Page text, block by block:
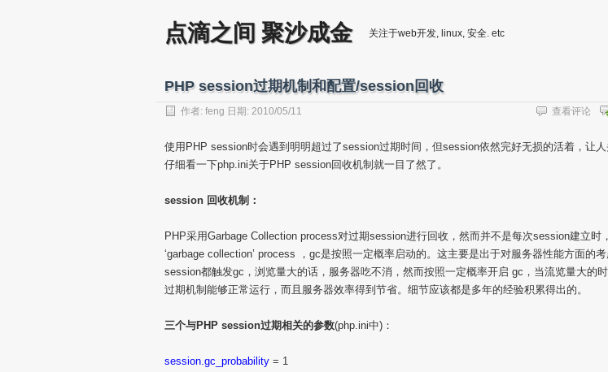
点滴之间 聚沙成金 关注于web开发, linux, 安全. etc
PHP session过期机制和配置/session回收
作者: feng 日期: 2010/05/11 查看评论
使用PHP session时会遇到明明超过了session过期时间，但session依然完好无损的活着，让
仔细看一下php.ini关于PHP session回收机制就一目了然了。
session 回收机制：
PHP采用Garbage Collection process对过期session进行回收，然而并不是每次session建立时
‘garbage collection’ process ，gc是按照一定概率启动的。这主要是出于对服务器性能方面的
session都触发gc，浏览量大的话，服务器吃不消，然而按照一定概率开启 gc，当流览量大的
过期机制能够正常运行，而且服务器效率得到节省。细节应该都是多年的经验积累得出的。
三个与PHP session过期相关的参数(php.ini中)：
session.gc_probability = 1